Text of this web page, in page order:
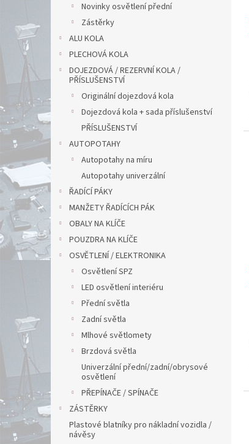
Novinky osvětlení přední
Zástěrky
ALU KOLA
PLECHOVÁ KOLA
DOJEZDOVÁ / REZERVNÍ KOLA /
PŘÍSLUŠENSTVÍ
Originální dojezdová kola
Dojezdová kola + sada příslušenství
PŘÍSLUŠENSTVÍ
AUTOPOTAHY
Autopotahy na míru
Autopotahy univerzální
ŘADÍCÍ PÁKY
MANŽETY ŘADÍCÍCH PÁK
OBALY NA KLÍČE
POUZDRA NA KLÍČE
OSVĚTLENÍ / ELEKTRONIKA
Osvětlení SPZ
LED osvětlení interiéru
Přední světla
Zadní světla
Mlhové světlomety
Brzdová světla
Univerzální přední/zadní/obrysové
osvětlení
PŘEPÍNAČE / SPÍNAČE
ZÁSTĚRKY
Plastové blatníky pro nákladní vozidla /
návěsy